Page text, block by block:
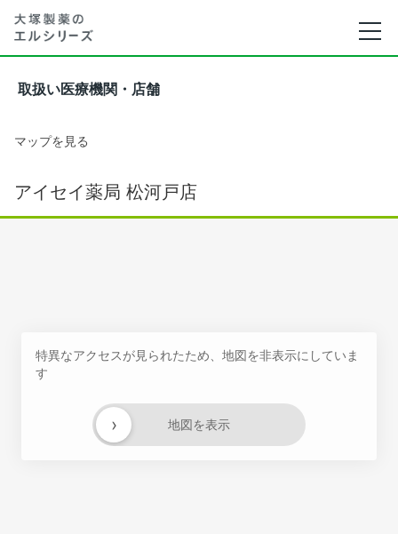
取扱い医療機関・店舗
マップを見る
アイセイ薬局 松河戸店
特異なアクセスが見られたため、地図を非表示にしていま
す
地図を表示
›